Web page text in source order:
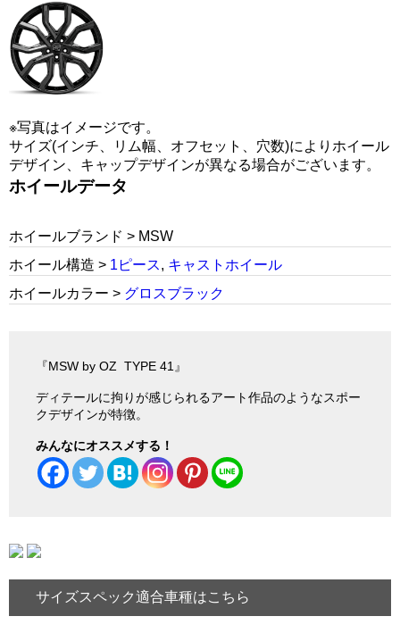
※写真はイメージです。
サイズ(インチ、リム幅、オフセット、穴数)によりホイール
デザイン、キャップデザインが異なる場合がございます。
ホイールデータ
ホイールブランド > MSW
ホイール構造 > 1ピース, キャストホイール
ホイールカラー > グロスブラック
『MSW by OZ TYPE 41』
ディテールに拘りが感じられるアート作品のようなスポー
クデザインが特徴。
みんなにオススメする！
サイズスペック適合車種はこちら